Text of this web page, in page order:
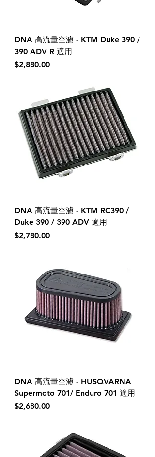
DNA 高流量空濾 - KTM Duke 390 /
390 ADV R 適用
價格
$2,880.00
DNA 高流量空濾 - KTM RC390 /
Duke 390 / 390 ADV 適用
價格
$2,780.00
DNA 高流量空濾 - HUSQVARNA
Supermoto 701/ Enduro 701 適用
價格
$2,680.00